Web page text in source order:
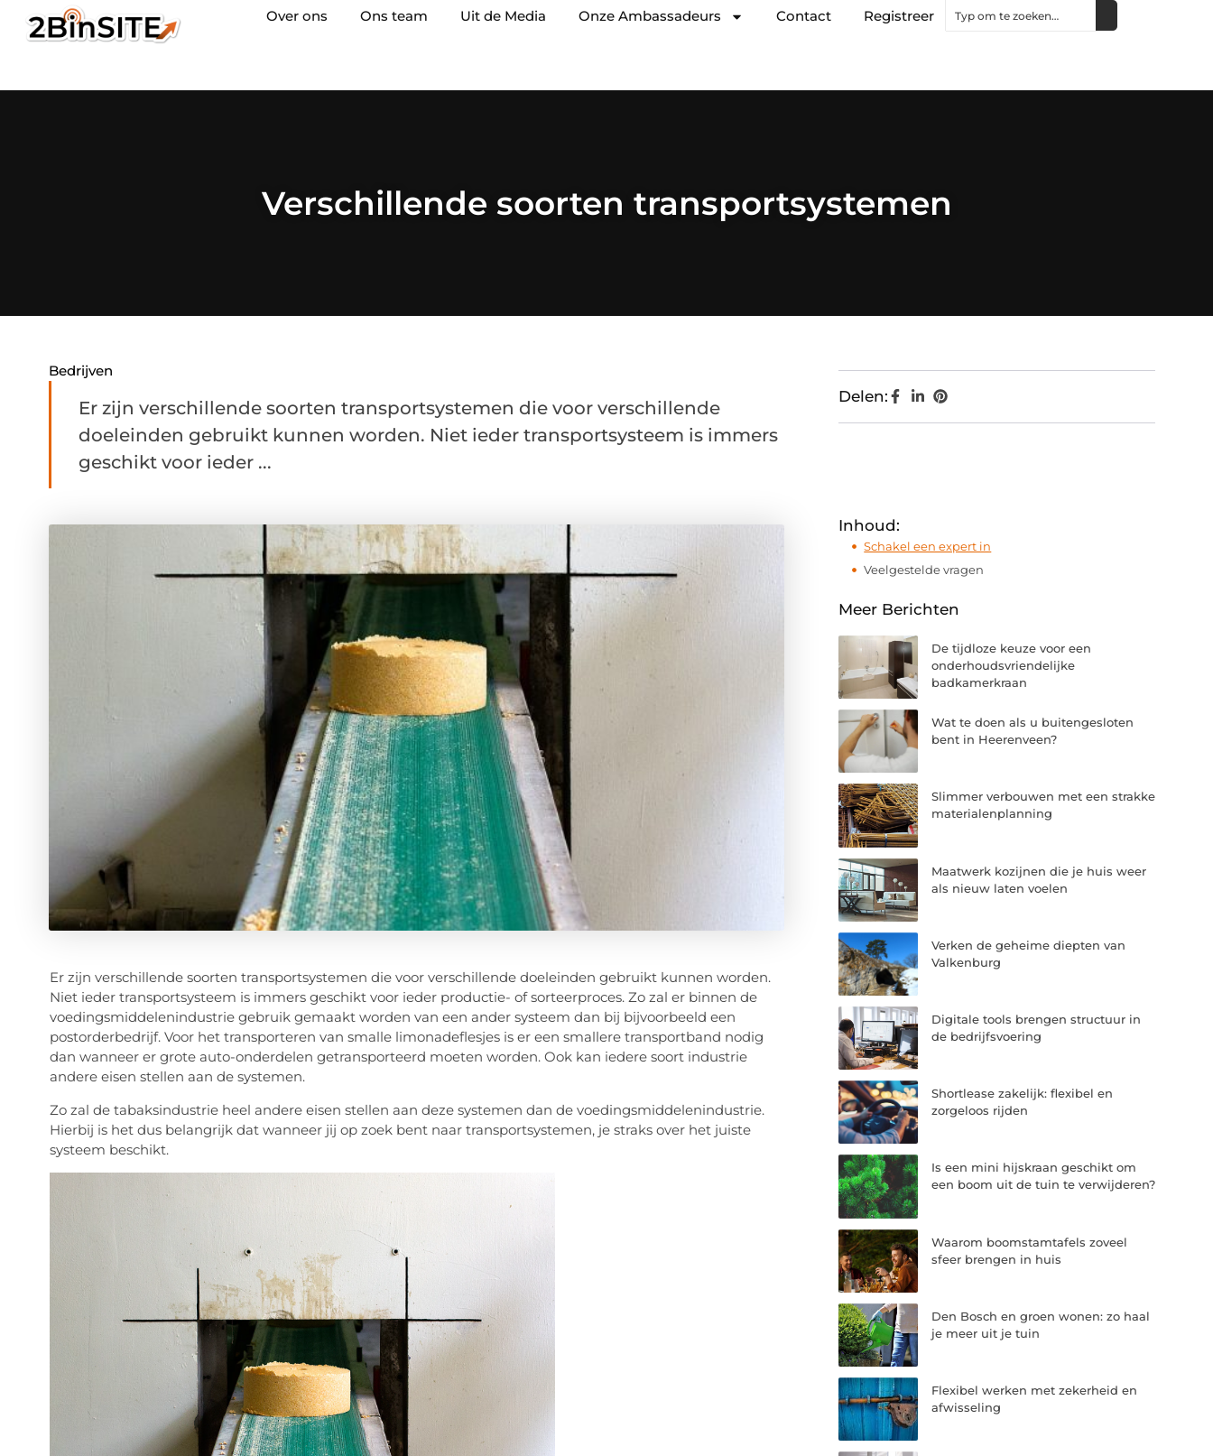
Over ons Ons team Uit de Media Onze Ambassadeurs Contact Registreer
Verschillende soorten transportsystemen
Bedrijven
Er zijn verschillende soorten transportsystemen die voor verschillende
doeleinden gebruikt kunnen worden. Niet ieder transportsysteem is immers
geschikt voor ieder ...
Er zijn verschillende soorten transportsystemen die voor verschillende doeleinden gebruikt kunnen worden.
Niet ieder transportsysteem is immers geschikt voor ieder productie- of sorteerproces. Zo zal er binnen de
voedingsmiddelenindustrie gebruik gemaakt worden van een ander systeem dan bij bijvoorbeeld een
postorderbedrijf. Voor het transporteren van smalle limonadeflesjes is er een smallere transportband nodig
dan wanneer er grote auto-onderdelen getransporteerd moeten worden. Ook kan iedere soort industrie
andere eisen stellen aan de systemen.
Zo zal de tabaksindustrie heel andere eisen stellen aan deze systemen dan de voedingsmiddelenindustrie.
Hierbij is het dus belangrijk dat wanneer jij op zoek bent naar transportsystemen, je straks over het juiste
systeem beschikt.
Delen:
Inhoud:
Schakel een expert in
Veelgestelde vragen
Meer Berichten
De tijdloze keuze voor een
onderhoudsvriendelijke
badkamerkraan
Wat te doen als u buitengesloten
bent in Heerenveen?
Slimmer verbouwen met een strakke
materialenplanning
Maatwerk kozijnen die je huis weer
als nieuw laten voelen
Verken de geheime diepten van
Valkenburg
Digitale tools brengen structuur in
de bedrijfsvoering
Shortlease zakelijk: flexibel en
zorgeloos rijden
Is een mini hijskraan geschikt om
een boom uit de tuin te verwijderen?
Waarom boomstamtafels zoveel
sfeer brengen in huis
Den Bosch en groen wonen: zo haal
je meer uit je tuin
Flexibel werken met zekerheid en
afwisseling